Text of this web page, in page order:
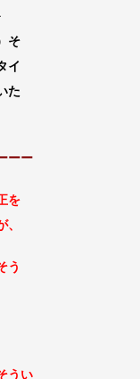
そ
イ
た
ーー
を
う
うい